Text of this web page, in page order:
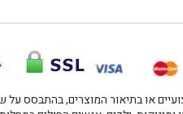
או בתיאור המוצרים, בהתבסס על